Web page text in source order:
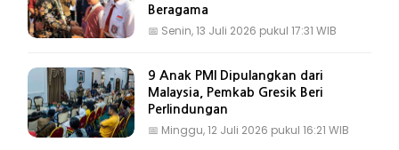
Beragama
📅 Senin, 13 Juli 2026 pukul 17:31 WIB
9 Anak PMI Dipulangkan dari
Malaysia, Pemkab Gresik Beri
Perlindungan
📅 Minggu, 12 Juli 2026 pukul 16:21 WIB